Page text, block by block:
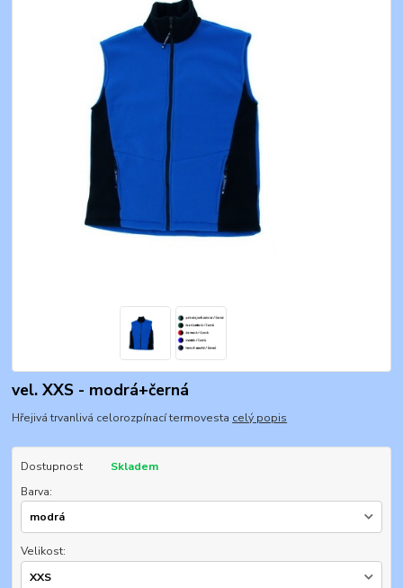
vel. XXS - modrá+černá
Hřejivá trvanlivá celorozpínací termovesta celý popis
Dostupnost
Skladem
Barva:
Velikost: